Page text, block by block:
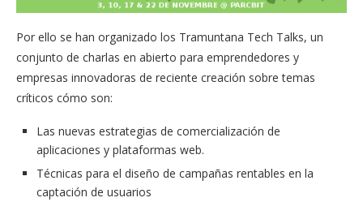
Por ello se han organizado los Tramuntana Tech Talks, un
conjunto de charlas en abierto para emprendedores y
empresas innovadoras de reciente creación sobre temas
críticos cómo son:
Las nuevas estrategias de comercialización de
aplicaciones y plataformas web.
Técnicas para el diseño de campañas rentables en la
captación de usuarios